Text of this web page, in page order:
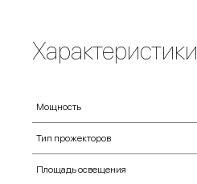
Характеристики
Мощность
Тип прожекторов
Площадь освещения